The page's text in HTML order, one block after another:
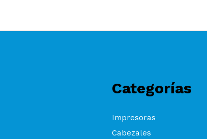
Categorías
Impresoras
Cabezales